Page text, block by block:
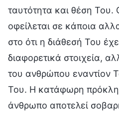
ταυτότητα και θέση
οφείλεται σε κάποια
στο ότι η διάθεσή Του
διαφορετικά στοιχεία,
του ανθρώπου εναντίον
Του. Η κατάφωρη
άνθρωπο αποτελεί